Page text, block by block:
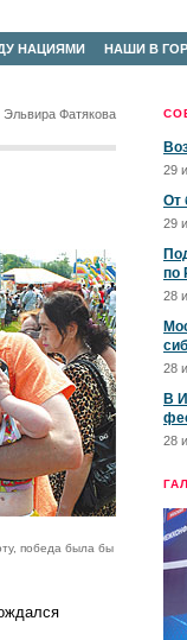
НАЦИЯМИ НАШИ В
29
От
29
по
28
28
В
28
Эльвира Фатякова
победа была бы